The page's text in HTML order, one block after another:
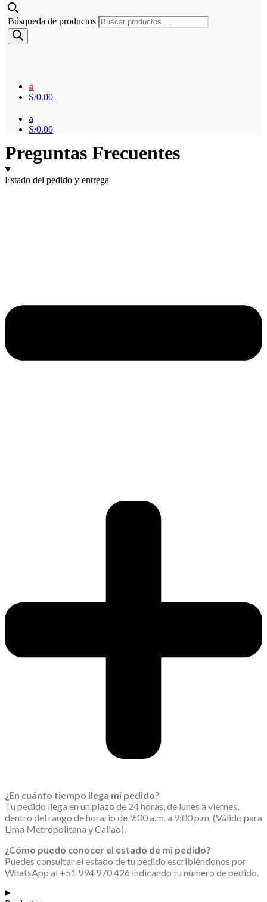
Búsqueda de productos
a
S/0.00
a
S/0.00
Preguntas Frecuentes
Estado del pedido y entrega
¿En cuánto tiempo llega mi pedido?
Tu pedido llega en un plazo de 24 horas, de lunes a viernes,
dentro del rango de horario de 9:00 a.m. a 9:00 p.m. (Válido para
Lima Metropolitana y Callao).
¿Cómo puedo conocer el estado de mi pedido?
Puedes consultar el estado de tu pedido escribiéndonos por
WhatsApp al +51 994 970 426 indicando tu número de pedido.